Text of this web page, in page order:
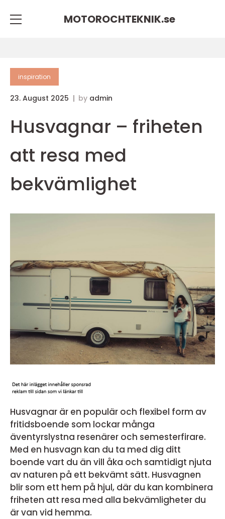
MOTOROCHTEKNIK.se
inspiration
23. August 2025 by admin
Husvagnar – friheten
att resa med
bekvämlighet
Husvagnar är en populär och flexibel form av
fritidsboende som lockar många
äventyrslystna resenärer och semesterfirare.
Med en husvagn kan du ta med dig ditt
boende vart du än vill åka och samtidigt njuta
av naturen på ett bekvämt sätt. Husvagnen
blir som ett hem på hjul, där du kan kombinera
friheten att resa med alla bekvämligheter du
är van vid hemma.